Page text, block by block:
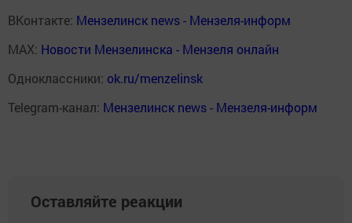
ВКонтакте: Мензелинск news - Мензеля-информ
MAX: Новости Мензелинска - Мензеля онлайн
Одноклассники: ok.ru/menzelinsk
Telegram-канал: Мензелинск news - Мензеля-информ
Оставляйте реакции